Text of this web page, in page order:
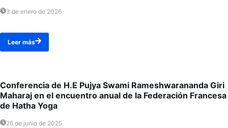
3 de enero de 2026
Leer más
Conferencia de H.E Pujya Swami Rameshwarananda Giri
Maharaj en el encuentro anual de la Federación Francesa
de Hatha Yoga
26 de junio de 2025